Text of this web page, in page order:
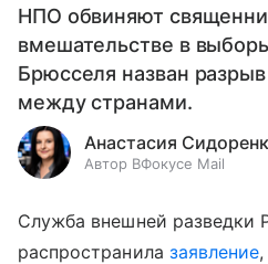
НПО обвиняют
вмешательстве в
Брюсселя назван
между странами.
Анастасия
Автор ВФокусе Mail
Служба внешней разведки
распространила заявление